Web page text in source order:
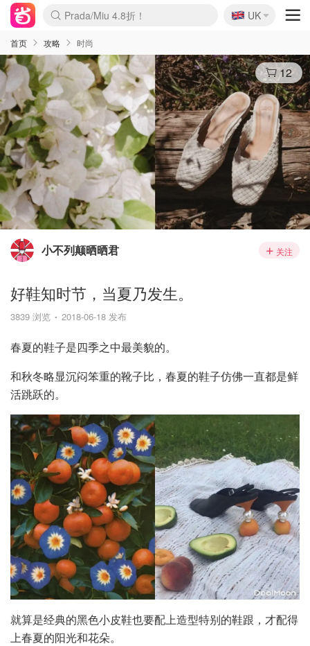
麦卢卡蜂蜜夏促！个位数！
Prada/Miu 4.8折！
啥？必胜客披萨5折！
🇬🇧
UK
首页 攻略 时尚
12
小不列颠晒晒君 关注
好鞋知时节，当夏乃发生。
3839 浏览 2018-06-18 发布
春夏的鞋子是四季之中最美貌的。
和秋冬略显沉闷笨重的靴子比，春夏的鞋子仿佛一直都是鲜
活跳跃的。
就算是经典的黑色小皮鞋也要配上造型特别的鞋跟，才配得
上春夏的阳光和花朵。